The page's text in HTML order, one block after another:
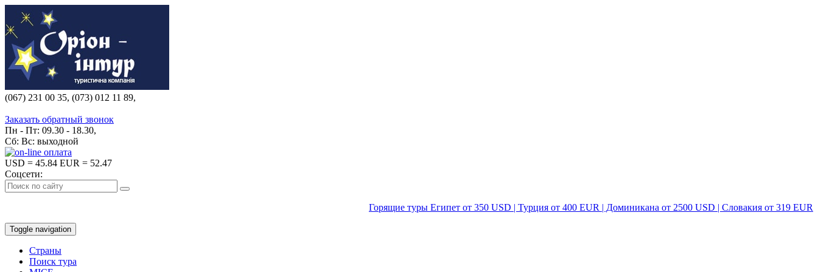
(067) 231 00 35, (073) 012 11 89,
Заказать обратный звонок
Пн - Пт: 09.30 - 18.30,
Сб: Вс: выходной
USD = 45.84 EUR = 52.47
Соцсети:
Горящие туры Египет от 350 USD | Турция от 400 EUR | Доминикана от 2500 USD | Словакия от 319 EUR
Toggle navigation
Страны
Поиск тура